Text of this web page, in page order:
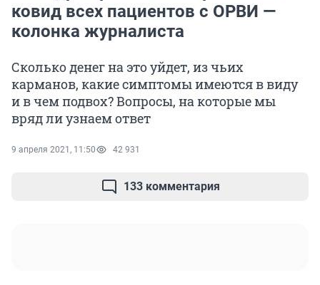
ковид всех пациентов с ОРВИ —
колонка журналиста
Сколько денег на это уйдет, из чьих
карманов, какие симптомы имеются в виду
и в чем подвох? Вопросы, на которые мы
вряд ли узнаем ответ
9 апреля 2021, 11:50 42 931
133 комментария